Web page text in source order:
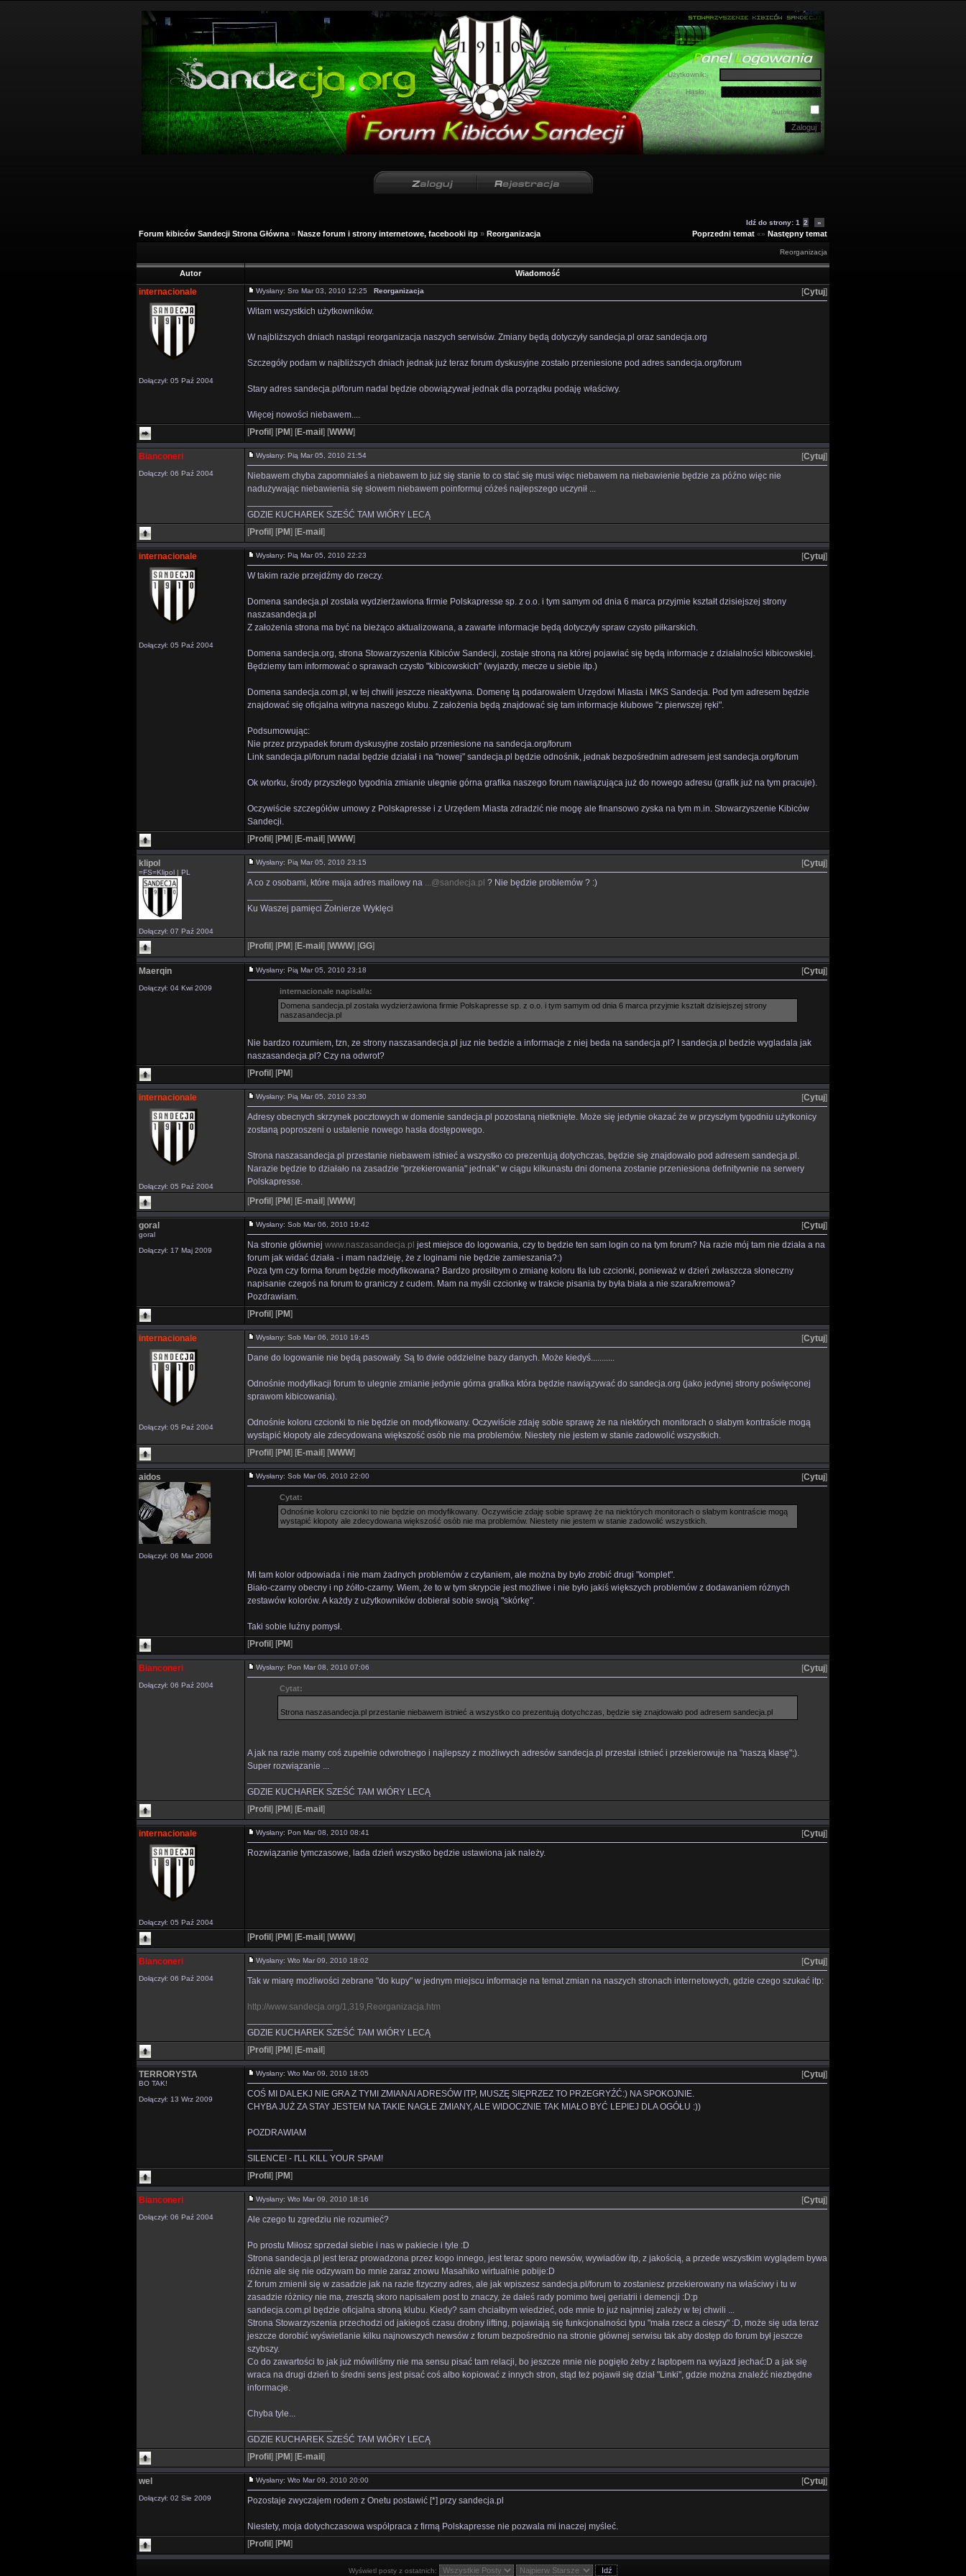
Użytkownik:
Hasło:
Autologin:
Forum kibiców Sandecji Strona Główna » Nasze forum i strony internetowe, facebooki itp » Reorganizacja
Idź do strony: 1 2 »
Poprzedni temat «» Następny temat
Reorganizacja
Autor Wiadomość
internacionale
Dołączył: 05 Paź 2004
Wysłany: Sro Mar 03, 2010 12:25 Reorganizacja [Cytuj]
Witam wszystkich użytkowników.
W najbliższych dniach nastąpi reorganizacja naszych serwisów. Zmiany będą dotyczyły sandecja.pl oraz sandecja.org
Szczegóły podam w najbliższych dniach jednak już teraz forum dyskusyjne zostało przeniesione pod adres sandecja.org/forum
Stary adres sandecja.pl/forum nadal będzie obowiązywał jednak dla porządku podaję właściwy.
Więcej nowości niebawem....
[Profil ] [PM] [E-mail ] [WWW]
Bianconeri
Dołączył: 06 Paź 2004
Wysłany: Pią Mar 05, 2010 21:54 [Cytuj]
Niebawem chyba zapomniałeś a niebawem to już się stanie to co stać się musi więc niebawem na niebawienie będzie za późno więc nie
nadużywając niebawienia się słowem niebawem poinformuj cóżeś najlepszego uczynił ...
GDZIE KUCHAREK SZEŚĆ TAM WIÓRY LECĄ
[Profil ] [PM] [E-mail ]
internacionale
Dołączył: 05 Paź 2004
Wysłany: Pią Mar 05, 2010 22:23 [Cytuj]
W takim razie przejdźmy do rzeczy.
Domena sandecja.pl została wydzierżawiona firmie Polskapresse sp. z o.o. i tym samym od dnia 6 marca przyjmie kształt dzisiejszej strony
naszasandecja.pl
Z założenia strona ma być na bieżąco aktualizowana, a zawarte informacje będą dotyczyły spraw czysto piłkarskich.
Domena sandecja.org, strona Stowarzyszenia Kibiców Sandecji, zostaje stroną na której pojawiać się będą informacje z działalności kibicowskiej.
Będziemy tam informować o sprawach czysto "kibicowskich" (wyjazdy, mecze u siebie itp.)
Domena sandecja.com.pl, w tej chwili jeszcze nieaktywna. Domenę tą podarowałem Urzędowi Miasta i MKS Sandecja. Pod tym adresem będzie
znajdować się oficjalna witryna naszego klubu. Z założenia będą znajdować się tam informacje klubowe "z pierwszej ręki".
Podsumowując:
Nie przez przypadek forum dyskusyjne zostało przeniesione na sandecja.org/forum
Link sandecja.pl/forum nadal będzie działał i na "nowej" sandecja.pl będzie odnośnik, jednak bezpośrednim adresem jest sandecja.org/forum
Ok wtorku, środy przyszłego tygodnia zmianie ulegnie górna grafika naszego forum nawiązująca już do nowego adresu (grafik już na tym pracuje).
Oczywiście szczegółów umowy z Polskapresse i z Urzędem Miasta zdradzić nie mogę ale finansowo zyska na tym m.in. Stowarzyszenie Kibiców
Sandecji.
[Profil ] [PM] [E-mail ] [WWW]
klipol
=FS=Klipol | PL
Dołączył: 07 Paź 2004
Wysłany: Pią Mar 05, 2010 23:15 [Cytuj]
A co z osobami, które maja adres mailowy na ...@sandecja.pl ? Nie będzie problemów ? :)
Ku Waszej pamięci Żołnierze Wyklęci
[Profil ] [PM] [E-mail ] [WWW] [GG]
Maerqin
Dołączył: 04 Kwi 2009
Wysłany: Pią Mar 05, 2010 23:18 [Cytuj]
internacionale napisał/a:
Domena sandecja.pl została wydzierżawiona firmie Polskapresse sp. z o.o. i tym samym od dnia 6 marca przyjmie kształt dzisiejszej strony
naszasandecja.pl
Nie bardzo rozumiem, tzn, ze strony naszasandecja.pl juz nie bedzie a informacje z niej beda na sandecja.pl? I sandecja.pl bedzie wygladala jak
naszasandecja.pl? Czy na odwrot?
[Profil ] [PM]
internacionale
Dołączył: 05 Paź 2004
Wysłany: Pią Mar 05, 2010 23:30 [Cytuj]
Adresy obecnych skrzynek pocztowych w domenie sandecja.pl pozostaną nietknięte. Może się jedynie okazać że w przyszłym tygodniu użytkonicy
zostaną poproszeni o ustalenie nowego hasła dostępowego.
Strona naszasandecja.pl przestanie niebawem istnieć a wszystko co prezentują dotychczas, będzie się znajdowało pod adresem sandecja.pl.
Narazie będzie to działało na zasadzie "przekierowania" jednak" w ciągu kilkunastu dni domena zostanie przeniesiona definitywnie na serwery
Polskapresse.
[Profil ] [PM] [E-mail ] [WWW]
goral
goral
Dołączył: 17 Maj 2009
Wysłany: Sob Mar 06, 2010 19:42 [Cytuj]
Na stronie główniej www.naszasandecja.pl jest miejsce do logowania, czy to będzie ten sam login co na tym forum? Na razie mój tam nie działa a na
forum jak widać działa - i mam nadzieję, że z loginami nie będzie zamieszania?:)
Poza tym czy forma forum będzie modyfikowana? Bardzo prosiłbym o zmianę koloru tła lub czcionki, ponieważ w dzień zwłaszcza słoneczny
napisanie czegoś na forum to graniczy z cudem. Mam na myśli czcionkę w trakcie pisania by była biała a nie szara/kremowa?
Pozdrawiam.
[Profil ] [PM]
internacionale
Dołączył: 05 Paź 2004
Wysłany: Sob Mar 06, 2010 19:45 [Cytuj]
Dane do logowanie nie będą pasowały. Są to dwie oddzielne bazy danych. Może kiedyś...........
Odnośnie modyfikacji forum to ulegnie zmianie jedynie górna grafika która będzie nawiązywać do sandecja.org (jako jedynej strony poświęconej
sprawom kibicowania).
Odnośnie koloru czcionki to nie będzie on modyfikowany. Oczywiście zdaję sobie sprawę że na niektórych monitorach o słabym kontraście mogą
wystąpić kłopoty ale zdecydowana większość osób nie ma problemów. Niestety nie jestem w stanie zadowolić wszystkich.
[Profil ] [PM] [E-mail ] [WWW]
aidos
Dołączył: 06 Mar 2006
Wysłany: Sob Mar 06, 2010 22:00 [Cytuj]
Cytat:
Odnośnie koloru czcionki to nie będzie on modyfikowany. Oczywiście zdaję sobie sprawę że na niektórych monitorach o słabym kontraście mogą
wystąpić kłopoty ale zdecydowana większość osób nie ma problemów. Niestety nie jestem w stanie zadowolić wszystkich.
Mi tam kolor odpowiada i nie mam żadnych problemów z czytaniem, ale można by było zrobić drugi "komplet".
Biało-czarny obecny i np żółto-czarny. Wiem, że to w tym skrypcie jest możliwe i nie było jakiś większych problemów z dodawaniem różnych
zestawów kolorów. A każdy z użytkowników dobierał sobie swoją "skórkę".
Taki sobie luźny pomysł.
[Profil ] [PM]
Bianconeri
Dołączył: 06 Paź 2004
Wysłany: Pon Mar 08, 2010 07:06 [Cytuj]
Cytat:
Strona naszasandecja.pl przestanie niebawem istnieć a wszystko co prezentują dotychczas, będzie się znajdowało pod adresem sandecja.pl
A jak na razie mamy coś zupełnie odwrotnego i najlepszy z możliwych adresów sandecja.pl przestał istnieć i przekierowuje na "naszą klasę";).
Super rozwiązanie ...
GDZIE KUCHAREK SZEŚĆ TAM WIÓRY LECĄ
[Profil ] [PM] [E-mail ]
internacionale
Dołączył: 05 Paź 2004
Wysłany: Pon Mar 08, 2010 08:41 [Cytuj]
Rozwiązanie tymczasowe, lada dzień wszystko będzie ustawiona jak należy.
[Profil ] [PM] [E-mail ] [WWW]
Bianconeri
Dołączył: 06 Paź 2004
Wysłany: Wto Mar 09, 2010 18:02 [Cytuj]
Tak w miarę możliwości zebrane "do kupy" w jednym miejscu informacje na temat zmian na naszych stronach internetowych, gdzie czego szukać itp:
http://www.sandecja.org/1,319,Reorganizacja.htm
GDZIE KUCHAREK SZEŚĆ TAM WIÓRY LECĄ
[Profil ] [PM] [E-mail ]
TERRORYSTA
BO TAK!
Dołączył: 13 Wrz 2009
Wysłany: Wto Mar 09, 2010 18:05 [Cytuj]
COŚ MI DALEKJ NIE GRA Z TYMI ZMIANAI ADRESÓW ITP, MUSZĘ SIĘPRZEZ TO PRZEGRYŹĆ:) NA SPOKOJNIE.
CHYBA JUŻ ZA STAY JESTEM NA TAKIE NAGŁE ZMIANY, ALE WIDOCZNIE TAK MIAŁO BYĆ LEPIEJ DLA OGÓŁU :))
POZDRAWIAM
SILENCE! - I'LL KILL YOUR SPAM!
[Profil ] [PM]
Bianconeri
Dołączył: 06 Paź 2004
Wysłany: Wto Mar 09, 2010 18:16 [Cytuj]
Ale czego tu zgredziu nie rozumieć?
Po prostu Miłosz sprzedał siebie i nas w pakiecie i tyle :D
Strona sandecja.pl jest teraz prowadzona przez kogo innego, jest teraz sporo newsów, wywiadów itp, z jakością, a przede wszystkim wyglądem bywa
różnie ale się nie odzywam bo mnie zaraz znowu Masahiko wirtualnie pobije:D
Z forum zmienił się w zasadzie jak na razie fizyczny adres, ale jak wpiszesz sandecja.pl/forum to zostaniesz przekierowany na właściwy i tu w
zasadzie różnicy nie ma, zresztą skoro napisałem post to znaczy, że dałeś rady pomimo twej geriatrii i demencji :D:p
sandecja.com.pl będzie oficjalna stroną klubu. Kiedy? sam chciałbym wiedzieć, ode mnie to już najmniej zależy w tej chwili ...
Strona Stowarzyszenia przechodzi od jakiegoś czasu drobny lifting, pojawiają się funkcjonalności typu "mała rzecz a cieszy" :D, może się uda teraz
jeszcze dorobić wyświetlanie kilku najnowszych newsów z forum bezpośrednio na stronie głównej serwisu tak aby dostęp do forum był jeszcze
szybszy.
Co do zawartości to jak już mówiliśmy nie ma sensu pisać tam relacji, bo jeszcze mnie nie pogięło żeby z laptopem na wyjazd jechać:D a jak się
wraca na drugi dzień to średni sens jest pisać coś albo kopiować z innych stron, stąd też pojawił się dział "Linki", gdzie można znaleźć niezbędne
informacje.
Chyba tyle...
GDZIE KUCHAREK SZEŚĆ TAM WIÓRY LECĄ
[Profil ] [PM] [E-mail ]
wel
Dołączył: 02 Sie 2009
Wysłany: Wto Mar 09, 2010 20:00 [Cytuj]
Pozostaje zwyczajem rodem z Onetu postawić [*] przy sandecja.pl
Niestety, moja dotychczasowa współpraca z firmą Polskapresse nie pozwala mi inaczej myśleć.
[Profil ] [PM]
Wyświetl posty z ostatnich: